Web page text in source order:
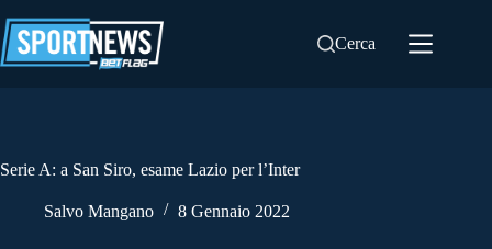
al
contenuto
Cerca
Serie A: a San Siro, esame Lazio per l’Inter
Salvo Mangano 8 Gennaio 2022